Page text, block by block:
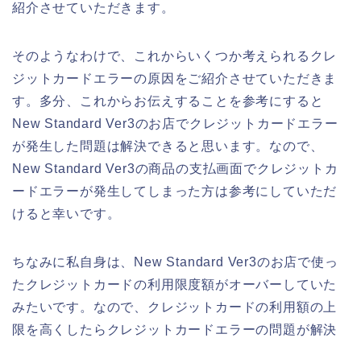
紹介させていただきます。
そのようなわけで、これからいくつか考えられるクレ
ジットカードエラーの原因をご紹介させていただきま
す。多分、これからお伝えすることを参考にすると
New Standard Ver3のお店でクレジットカードエラー
が発生した問題は解決できると思います。なので、
New Standard Ver3の商品の支払画面でクレジットカ
ードエラーが発生してしまった方は参考にしていただ
けると幸いです。
ちなみに私自身は、New Standard Ver3のお店で使っ
たクレジットカードの利用限度額がオーバーしていた
みたいです。なので、クレジットカードの利用額の上
限を高くしたらクレジットカードエラーの問題が解決